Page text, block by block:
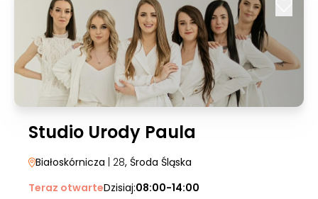
Studio Urody Paula
Białoskórnicza | 28, Środa Śląska
Teraz otwarteDzisiaj:08:00-14:00